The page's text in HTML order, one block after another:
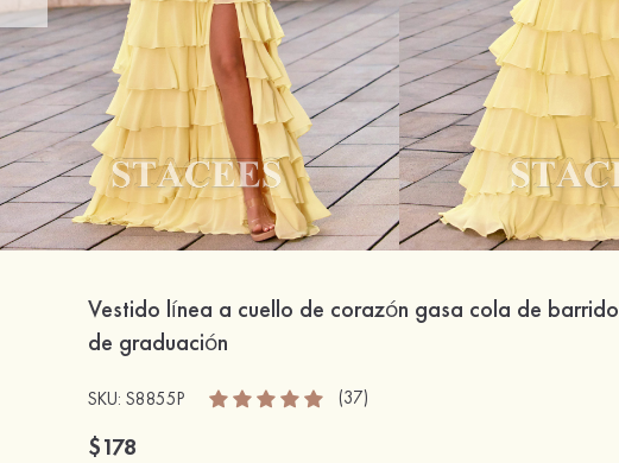
Vestido línea a cuello de corazón gasa cola de barrido
de graduación
SKU: S8855P (37)
$178